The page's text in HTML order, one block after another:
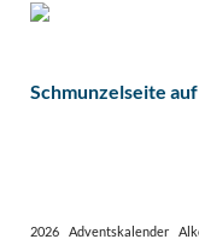
Schmunzelseite
2026 Adventskalender